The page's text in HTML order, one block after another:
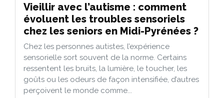
Vieillir avec l’autisme : comment
évoluent les troubles sensoriels
chez les seniors en Midi-Pyrénées ?
Chez les personnes autistes, l’expérience
sensorielle sort souvent de la norme. Certains
ressentent les bruits, la lumière, le toucher, les
goûts ou les odeurs de façon intensifiée, d’autres
perçoivent le monde comme...